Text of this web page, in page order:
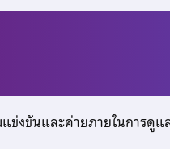
ข่งขันและค่ายภายในการดู